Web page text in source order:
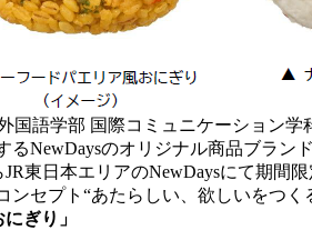
国語学部 国際コミュニケーション
NewDaysのオリジナル商品ブラン
東日本エリアのNewDaysにて期
セプト“あたらしい、欲しいをつ
ぎり」